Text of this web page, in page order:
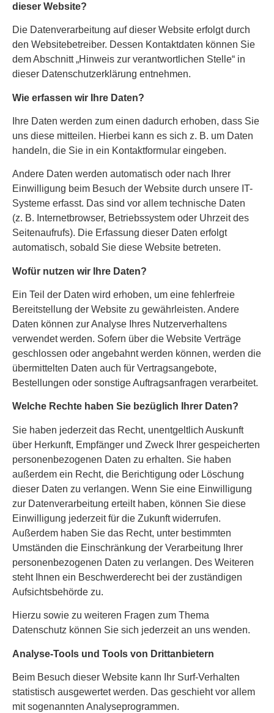
dieser Website?
Die Datenverarbeitung auf dieser Website erfolgt durch
den Websitebetreiber. Dessen Kontaktdaten können Sie
dem Abschnitt „Hinweis zur verantwortlichen Stelle“ in
dieser Datenschutzerklärung entnehmen.
Wie erfassen wir Ihre Daten?
Ihre Daten werden zum einen dadurch erhoben, dass Sie
uns diese mitteilen. Hierbei kann es sich z. B. um Daten
handeln, die Sie in ein Kontaktformular eingeben.
Andere Daten werden automatisch oder nach Ihrer
Einwilligung beim Besuch der Website durch unsere IT-
Systeme erfasst. Das sind vor allem technische Daten
(z. B. Internetbrowser, Betriebssystem oder Uhrzeit des
Seitenaufrufs). Die Erfassung dieser Daten erfolgt
automatisch, sobald Sie diese Website betreten.
Wofür nutzen wir Ihre Daten?
Ein Teil der Daten wird erhoben, um eine fehlerfreie
Bereitstellung der Website zu gewährleisten. Andere
Daten können zur Analyse Ihres Nutzerverhaltens
verwendet werden. Sofern über die Website Verträge
geschlossen oder angebahnt werden können, werden die
übermittelten Daten auch für Vertragsangebote,
Bestellungen oder sonstige Auftragsanfragen verarbeitet.
Welche Rechte haben Sie bezüglich Ihrer Daten?
Sie haben jederzeit das Recht, unentgeltlich Auskunft
über Herkunft, Empfänger und Zweck Ihrer gespeicherten
personenbezogenen Daten zu erhalten. Sie haben
außerdem ein Recht, die Berichtigung oder Löschung
dieser Daten zu verlangen. Wenn Sie eine Einwilligung
zur Datenverarbeitung erteilt haben, können Sie diese
Einwilligung jederzeit für die Zukunft widerrufen.
Außerdem haben Sie das Recht, unter bestimmten
Umständen die Einschränkung der Verarbeitung Ihrer
personenbezogenen Daten zu verlangen. Des Weiteren
steht Ihnen ein Beschwerderecht bei der zuständigen
Aufsichtsbehörde zu.
Hierzu sowie zu weiteren Fragen zum Thema
Datenschutz können Sie sich jederzeit an uns wenden.
Analyse-Tools und Tools von Dritt­anbietern
Beim Besuch dieser Website kann Ihr Surf-Verhalten
statistisch ausgewertet werden. Das geschieht vor allem
mit sogenannten Analyseprogrammen.